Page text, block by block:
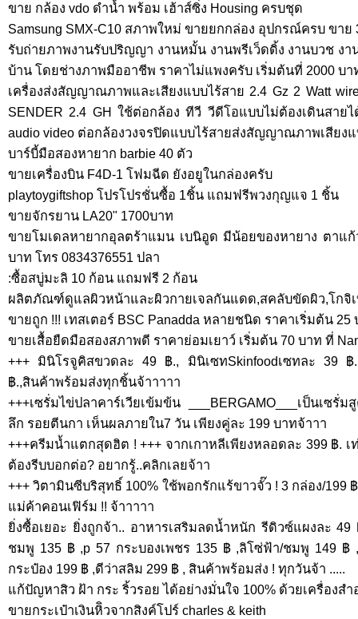
ขาย กล้อง vdo ดำน้ำ พร้อม เฮ้าส์ซิ่ง Housing ครบชุด
Samsung SMX-C10 สภาพใหม่ ขายยกกล่อง อุปกรณ์ครบ ขาย
รับถ่ายภาพงานรับปริญญา งานหมั้น งานพรีเว็ดดิ้ง งานบวช ง
บ้าน โดยช่างภาพมืออาชีพ ราคาไม่แพงครับ เริ่มต้นที่ 2000 บา
เครื่องส่งสัญญาณภาพและเสียงแบบไร้สาย 2.4 Gz 2 Watt
SENDER 2.4 GH ใช้ต่อกล้อง ทีวี วีดีโอแบบไม่ต้องเดินสาย
audio video ต่อกล้องวงจรปิดแบบไร้สายส่งสัญญาณภาพเสียง
บาร์บี้มือสองหายาก barbie 40 ตัว
ขายเครื่องบิน F4D-1 โฟมฉีด ยังอยูในกล่องครับ
playtoygiftshop โปรโปรชั่นซื้อ 1ชิ้น แถมฟรีพวงกุญแจ 1 ชิ้น
ขายจักรยาน LA20" 1700บาท
ขายโมเดลหายากอุลตร้าแมน เบนิอูด มีน้อยของหายาง ตาแ
บาท โทร 0834376551 ปลา
:ซื้อสบู่มะลิ 10 ก้อน แถมฟรี 2 ก้อน
ผลิตภัณฑ์ดูแลผิวหน้าและผิวกายเจลกันแดด,สคลับขัดผิว,โกจิ
ขายถูก !!! เทสเตอร์ BSC Panadda หลายชนิด ราคาเริ่มต้น 25
ขายเสื้อยืดมือสองสภาพดี ราคาย่อมเยาว์ เริ่มต้น 70 บาท ที่
+++ มินิโรจูคิสขวดละ 49 ฿., มินิเซทSkinfoodเซทละ 39 ฿
฿.,สินค้าพร้อมส่งทุกชิ้นจ้าาาาา
+++เซรั่มไข่ปลาคาร์เวียเข้มข้น ___BERGAMO___เป็นเซรั่
ลึก รอยตีนกา เห็นผลภายใน7 วัน เพียงคู่ละ 199 บาทจ้าาา
+++ครีมน้ำแตกสุดฮิต ! +++ จากเกาหลีเพียงหลอดละ 399 ฿.
ต้องรีบบอกต่อ? อยากรู้..คลิกเลยจ้าา
+++ วิตามินซีบริสุทธิ์ 100% ใช้พอกรักแร้ขาวจั๊ว ! 3 กล่อง/199
แม่ค้าคอนเฟิร์ม !! จ้าาาาา
ยิ่งซื้อเยอะ ยิ่งถูกจ้า.. อาหารเสริมลดน้ำหนัก รีดิวซ์แผงละ
ชมพู 135 ฿ ,p 57 กระบองเพชร 135 ฿ ,ลิโซ่ฟ้า/ชมพู 149 ฿
กระป๋อง 199 ฿ ,ดีว่าสลิม 299 ฿ , สินค้าพร้อมส่ง ! ทุกวันจ้า .....
แก้ปัญหาสิว ฝ้า กระ ริ้วรอย ได้อย่างมั่นใจ 100% ด้วยเครื่องส
ขายกระเป๋าเงินหิิวจากสิงค์โปร์ charles & keith